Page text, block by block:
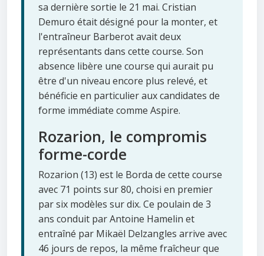
sa dernière sortie le 21 mai. Cristian
Demuro était désigné pour la monter, et
l'entraîneur Barberot avait deux
représentants dans cette course. Son
absence libère une course qui aurait pu
être d'un niveau encore plus relevé, et
bénéficie en particulier aux candidates de
forme immédiate comme Aspire.
Rozarion, le compromis
forme-corde
Rozarion (13) est le Borda de cette course
avec 71 points sur 80, choisi en premier
par six modèles sur dix. Ce poulain de 3
ans conduit par Antoine Hamelin et
entraîné par Mikaël Delzangles arrive avec
46 jours de repos, la même fraîcheur que